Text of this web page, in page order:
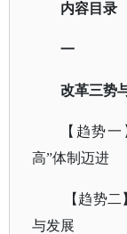
内容目录
一
改革三势
【趋势
高”体制迈进
【趋势
与发展